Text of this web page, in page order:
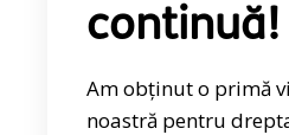
continuă!
Am obținut o primă
noastră pentru